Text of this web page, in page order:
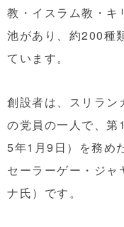
教・イスラム教・キ
池があり、約200種
ています。
創設者は、スリラン
の党員の一人で、
5年1月9日）を務め
セーラーゲー・ジャ
ナ氏）です。